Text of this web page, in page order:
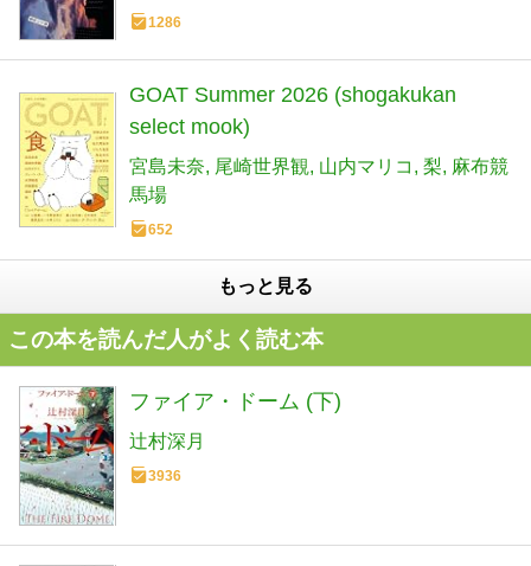
1286
GOAT Summer 2026 (shogakukan
select mook)
宮島未奈 尾崎世界観 山内マリコ 梨 麻布競
馬場
652
もっと見る
この本を読んだ人がよく読む本
ファイア・ドーム (下)
辻村深月
3936